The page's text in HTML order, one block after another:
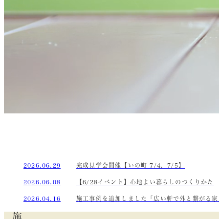
2026.06.29 完成見学会開催【いの町 7/4，7/5】
2026.06.08 【6/28イベント】心地よい暮らしのつくりかた
2026.04.16 施工事例を追加しました「広い軒で外と繋がる